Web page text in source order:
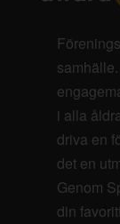
i alla
driva en
det en
Genom
din